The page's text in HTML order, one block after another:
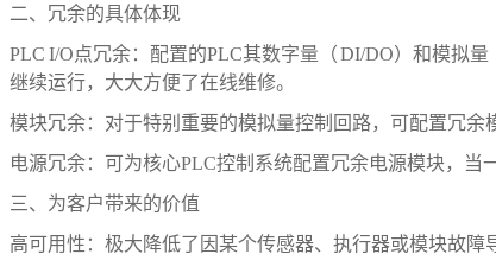
二、冗余的具体体现
PLC I/O点冗余：配置的PLC其数字量（DI/DO）和模拟量
继续运行，大大方便了在线维修。
模块冗余：对于特别重要的模拟量控制回路，可配置冗余
电源冗余：可为核心PLC控制系统配置冗余电源模块，当
三、为客户带来的价值
高可用性：极大降低了因某个传感器、执行器或模块故障